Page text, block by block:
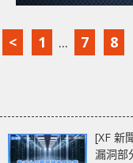
< 1 ... 7 8
[XF 新
漏洞部